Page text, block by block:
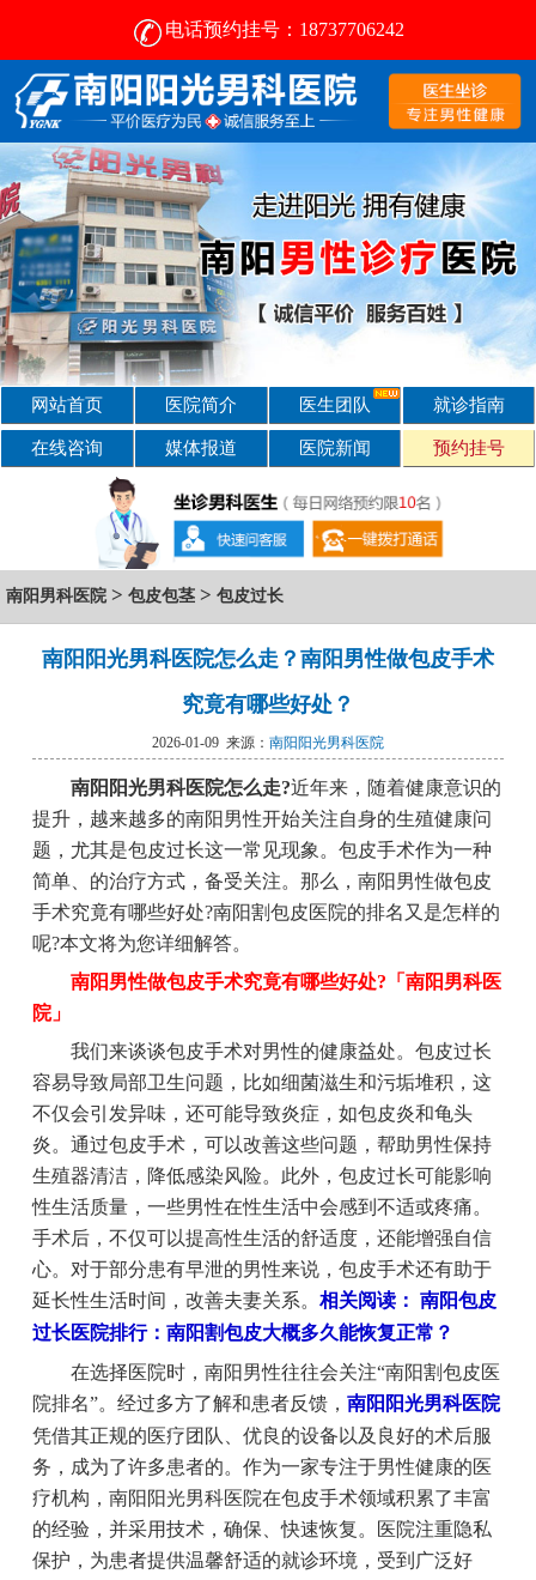
电话预约挂号：18737706242
南阳治疗前列腺的医院-南阳阳光男科医院 [前列腺专科]
网站首页 医院简介 医生团队 就诊指南
在线咨询 媒体报道 医院新闻 预约挂号
南阳男科医院 > 包皮包茎 > 包皮过长
南阳阳光男科医院怎么走？南阳男性做包皮手术
究竟有哪些好处？
2026-01-09 来源： 南阳阳光男科医院
南阳阳光男科医院怎么走?近年来，随着健康意识的
提升，越来越多的南阳男性开始关注自身的生殖健康问
题，尤其是包皮过长这一常见现象。包皮手术作为一种
简单、的治疗方式，备受关注。那么，南阳男性做包皮
手术究竟有哪些好处?南阳割包皮医院的排名又是怎样的
呢?本文将为您详细解答。
南阳男性做包皮手术究竟有哪些好处?「南阳男科医
院」
我们来谈谈包皮手术对男性的健康益处。包皮过长
容易导致局部卫生问题，比如细菌滋生和污垢堆积，这
不仅会引发异味，还可能导致炎症，如包皮炎和龟头
炎。通过包皮手术，可以改善这些问题，帮助男性保持
生殖器清洁，降低感染风险。此外，包皮过长可能影响
性生活质量，一些男性在性生活中会感到不适或疼痛。
手术后，不仅可以提高性生活的舒适度，还能增强自信
心。对于部分患有早泄的男性来说，包皮手术还有助于
延长性生活时间，改善夫妻关系。 相关阅读： 南阳包皮
过长医院排行：南阳割包皮大概多久能恢复正常？
在选择医院时，南阳男性往往会关注“南阳割包皮医
院排名”。经过多方了解和患者反馈， 南阳阳光男科医院
凭借其正规的医疗团队、优良的设备以及良好的术后服
务，成为了许多患者的。作为一家专注于男性健康的医
疗机构，南阳阳光男科医院在包皮手术领域积累了丰富
的经验，并采用技术，确保、快速恢复。医院注重隐私
保护，为患者提供温馨舒适的就诊环境，受到广泛好